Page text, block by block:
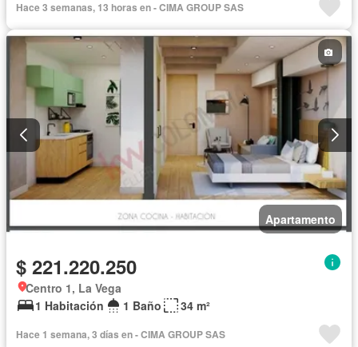
Hace 3 semanas, 13 horas en - CIMA GROUP SAS
Apartamento
$ 221.220.250
Centro 1, La Vega
1 Habitación
1 Baño 34 m²
Hace 1 semana, 3 días en - CIMA GROUP SAS